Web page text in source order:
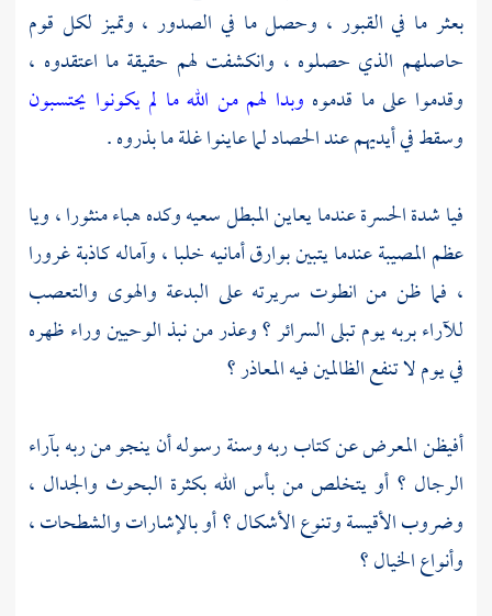
بعثر ما في القبور ، وحصل ما في الصدور ، وتميز لكل قوم
حاصلهم الذي حصلوه ، وانكشفت لهم حقيقة ما اعتقدوه ،
وقدموا على ما قدموه وبدا لهم من الله ما لم يكونوا يحتسبون
وسقط في أيديهم عند الحصاد لما عاينوا غلة ما بذروه .
فيا شدة الحسرة عندما يعاين المبطل سعيه وكده هباء منثورا ، ويا
عظم المصيبة عندما يتبين بوارق أمانيه خلبا ، وآماله كاذبة غرورا
، فما ظن من انطوت سريرته على البدعة والهوى والتعصب
للآراء بربه يوم تبلى السرائر ؟ وعذر من نبذ الوحيين وراء ظهره
في يوم لا تنفع الظالمين فيه المعاذر ؟
أفيظن المعرض عن كتاب ربه وسنة رسوله أن ينجو من ربه بآراء
الرجال ؟ أو يتخلص من بأس الله بكثرة البحوث والجدال ،
وضروب الأقيسة وتنوع الأشكال ؟ أو بالإشارات والشطحات ،
وأنواع الخيال ؟